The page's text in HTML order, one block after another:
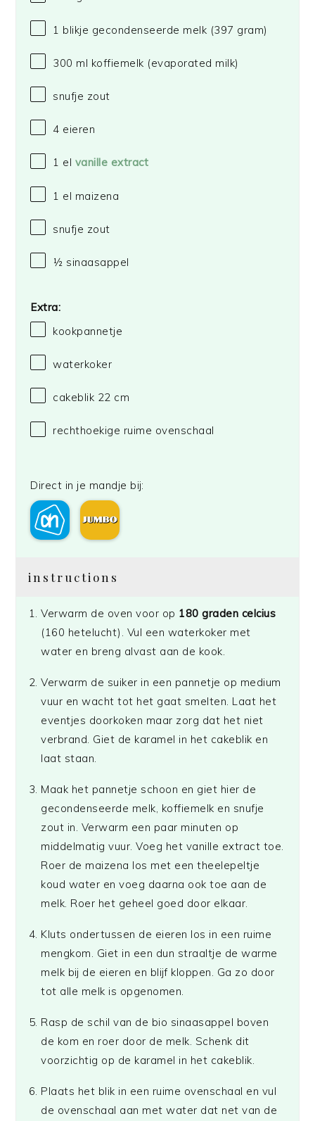
1 blikje gecondenseerde melk (397 gram)
300 ml koffiemelk (evaporated milk)
snufje zout
4 eieren
1 el vanille extract
1 el maizena
snufje zout
½ sinaasappel
Extra:
kookpannetje
waterkoker
cakeblik 22 cm
rechthoekige ruime ovenschaal
Direct in je mandje bij:
instructions
Verwarm de oven voor op 180 graden celcius
(160 hetelucht). Vul een waterkoker met
water en breng alvast aan de kook.
Verwarm de suiker in een pannetje op medium
vuur en wacht tot het gaat smelten. Laat het
eventjes doorkoken maar zorg dat het niet
verbrand. Giet de karamel in het cakeblik en
laat staan.
Maak het pannetje schoon en giet hier de
gecondenseerde melk, koffiemelk en snufje
zout in. Verwarm een paar minuten op
middelmatig vuur. Voeg het vanille extract toe.
Roer de maizena los met een theelepeltje
koud water en voeg daarna ook toe aan de
melk. Roer het geheel goed door elkaar.
Kluts ondertussen de eieren los in een ruime
mengkom. Giet in een dun straaltje de warme
melk bij de eieren en blijf kloppen. Ga zo door
tot alle melk is opgenomen.
Rasp de schil van de bio sinaasappel boven
de kom en roer door de melk. Schenk dit
voorzichtig op de karamel in het cakeblik.
Plaats het blik in een ruime ovenschaal en vul
de ovenschaal aan met water dat net van de